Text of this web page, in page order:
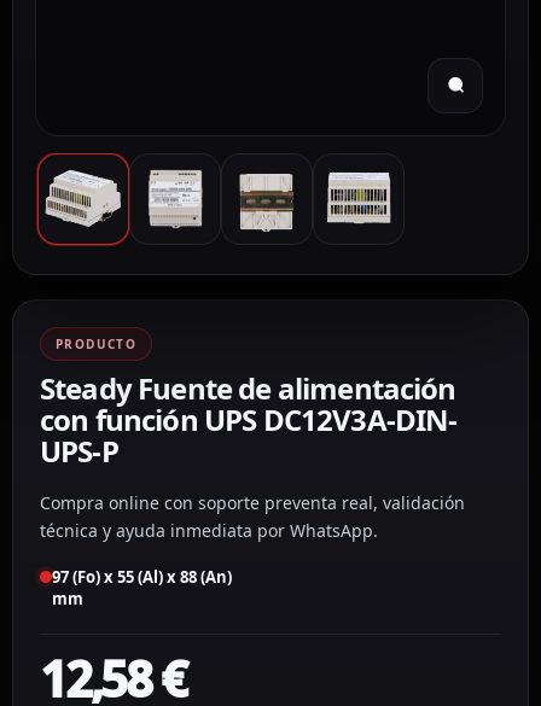
PRODUCTO
Steady Fuente de alimentación
con función UPS DC12V3A-DIN-
UPS-P
Compra online con soporte preventa real, validación
técnica y ayuda inmediata por WhatsApp.
97 (Fo) x 55 (Al) x 88 (An)
mm
12,58€